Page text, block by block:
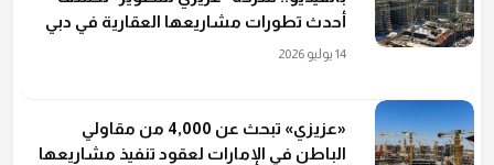
أحدث تطورات مشاريعها العقارية في دبي
14 يوليو 2026
«عزيزي» تبحث عن 4,000 من مقاولي
الباطن في الإمارات لعقود تنفيذ مشاريعها